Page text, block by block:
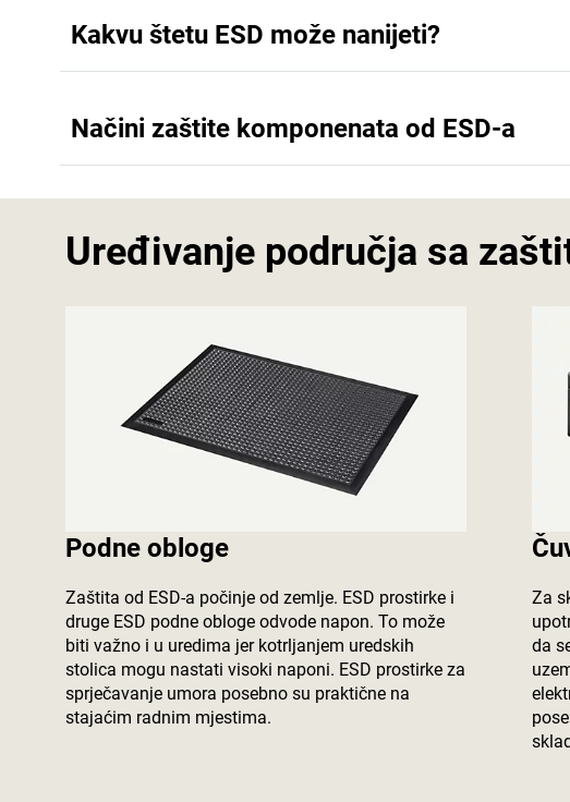
Kakvu štetu ESD može nanijeti?
Načini zaštite komponenata od ESD-a
Uređivanje područja sa
Podne obloge
Zaštita od ESD-a počinje od zemlje. ESD prostirke i
druge ESD podne obloge odvode napon. To može
biti važno i u uredima jer kotrljanjem uredskih
stolica mogu nastati visoki naponi. ESD prostirke za
sprječavanje umora posebno su praktične na
stajaćim radnim mjestima.
Za
da